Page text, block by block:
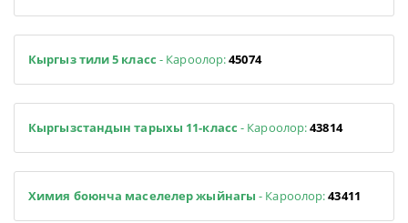
Кыргыз тили 5 класс - Кароолор:45074
Кыргызстандын тарыхы 11-класс - Кароолор:43814
Химия боюнча маселелер жыйнагы- Кароолор:43411